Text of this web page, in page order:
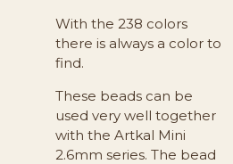
With the 238 colors
there is always a color to
find.
These beads can be
used very well together
with the Artkal Mini
2.6mm series. The bead